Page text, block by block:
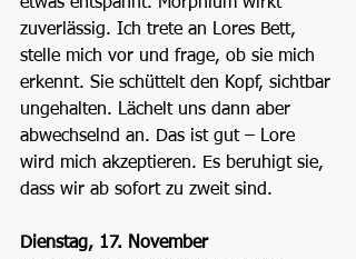
zuverlässig. Ich trete an Lores Bett,
stelle mich vor und frage, ob sie mich
erkennt. Sie schüttelt den Kopf, sichtbar
ungehalten. Lächelt uns dann aber
abwechselnd an. Das ist gut – Lore
wird mich akzeptieren. Es beruhigt sie,
dass wir ab sofort zu zweit sind.
Dienstag, 17. November